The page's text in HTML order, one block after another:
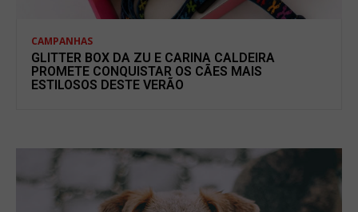
CAMPANHAS
GLITTER BOX DA ZU E CARINA CALDEIRA
PROMETE CONQUISTAR OS CÃES MAIS
ESTILOSOS DESTE VERÃO